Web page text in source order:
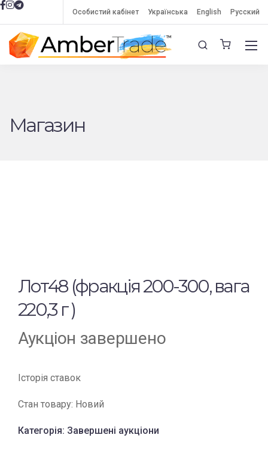
Особистий кабінет Українська English Русский
Магазин
Лот48 (фракція 200-300, вага
220,3 г )
Аукціон завершено
Історія ставок
Стан товару: Новий
Категорія: Завершені аукціони